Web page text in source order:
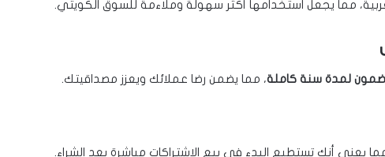
مما يجعل استخدامها أكثر سهولة وملاءمة للسوق الكويتي.
لمدة سنة كاملة، مما يضمن رضا عملائك ويعزز مصداقيتك.
يعني أنك تستطيع البدء في بيع الاشتراكات مباشرة بعد الشراء.